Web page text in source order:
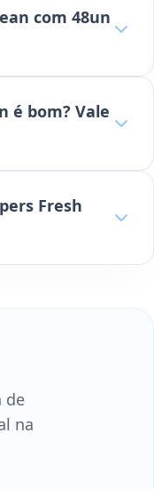
com 48un
é bom? Vale
Fresh
de
na